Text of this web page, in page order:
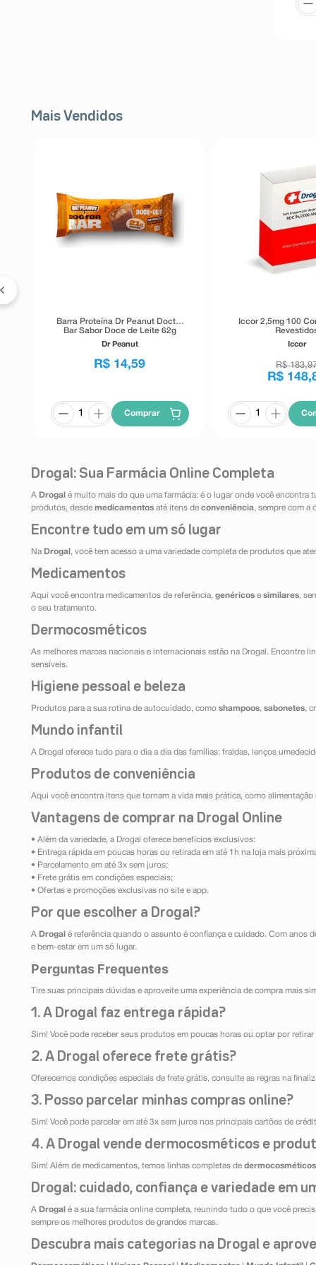
Mais Vendidos
Barra Proteína Dr Peanut Doctor
Bar Sabor Doce de Leite 62g
Dr Peanut
R$ 14,59
Comprar
Iccor 2,5mg 100
Iccor
R$ 183,
R$ 148,
Drogal: Sua Farmácia Online Completa
A Drogal é muito mais do que uma farmácia: é o lugar onde você encontra
produtos, desde medicamentos até itens de conveniência, sempre com a
Encontre tudo em um só lugar
Na Drogal , você tem acesso a uma variedade completa de produtos que
Medicamentos
Aqui você encontra medicamentos de referência, genéricos e similares,
o seu tratamento.
Dermocosméticos
As melhores marcas nacionais e internacionais estão na Drogal. Encontre
sensíveis.
Higiene pessoal e beleza
Produtos para a sua rotina de autocuidado, como shampoos, sabonetes,
Mundo infantil
A Drogal oferece tudo para o dia a dia das famílias: fraldas, lenços
Produtos de conveniência
Aqui você encontra itens que tornam a vida mais prática, como
Vantagens de comprar na Drogal Online
• Além da variedade, a Drogal oferece benefícios exclusivos:
• Entrega rápida em poucas horas ou retirada em até 1h na loja mais
• Parcelamento em até 3x sem juros;
• Frete grátis em condições especiais;
• Ofertas e promoções exclusivas no site e app.
Por que escolher a Drogal?
A Drogal é referência quando o assunto é confiança e cuidado. Com anos
e bem-estar em um só lugar.
Perguntas Frequentes
Tire suas principais dúvidas e aproveite uma experiência de compra mais
1. A Drogal faz entrega rápida?
Sim! Você pode receber seus produtos em poucas horas ou optar por
2. A Drogal oferece frete grátis?
Oferecemos condições especiais de frete grátis, consulte as regras na
3. Posso parcelar minhas compras online?
Sim! Você pode parcelar em até 3x sem juros nos principais cartões de
4. A Drogal vende dermocosméticos e
Sim! Além de medicamentos, temos linhas completas de dermocosméticos
Drogal: cuidado, confiança e variedade em
A Drogal é a sua farmácia online completa, reunindo tudo o que você
sempre os melhores produtos de grandes marcas.
Descubra mais categorias na Drogal e